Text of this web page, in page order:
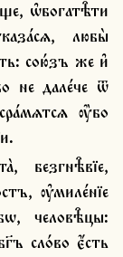
ѡ҆богатѣ̑ти
любы̀
сою́зъ же и҆
не дале́че ѿ
ѹ҆̀бо
ѹ҆миле́нїе
человѣ̑цы:
сло́во є҆́сть